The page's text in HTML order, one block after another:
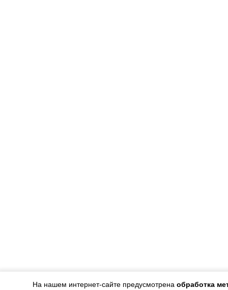
На нашем интернет-сайте предусмотрена обработка